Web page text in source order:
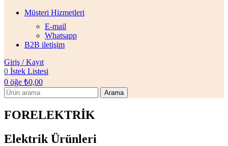
Müşteri Hizmetleri
E-mail
Whatsapp
B2B iletişim
Giriş / Kayıt
0 İstek Listesi
0 öğe ₺0,00
Arama
FORELEKTRİK
Elektrik Ürünleri